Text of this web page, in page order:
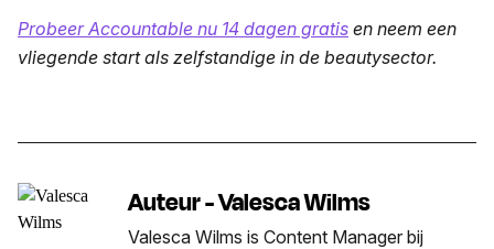
Probeer Accountable nu 14 dagen gratis en neem een
vliegende start als zelfstandige in de beautysector.
Auteur - Valesca Wilms
Valesca Wilms is Content Manager bij